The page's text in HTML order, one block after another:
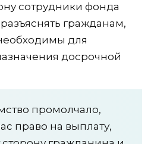
сотрудники фонда
гражданам,
для
досрочной
промолчало,
право на выплату,